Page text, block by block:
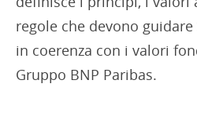
regole che devono
in coerenza con i valori
Gruppo BNP Paribas.